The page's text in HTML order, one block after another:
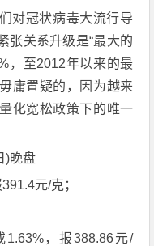
对冠状病毒大流行导
张关系升级是“最大的
，至2012年以来的最
庸置疑的，因为越来
化宽松政策下的唯一
)晚盘
元/克；
，报388.86元/